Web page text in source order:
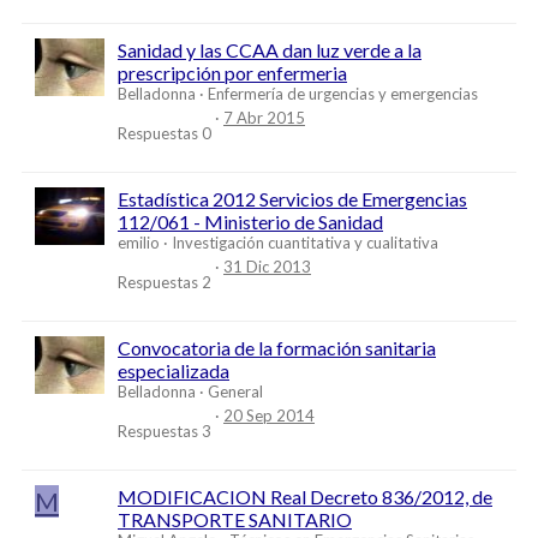
Sanidad y las CCAA dan luz verde a la
prescripción por enfermeria
Belladonna Enfermería de urgencias y emergencias
Respuestas 0
7 Abr 2015
Estadística 2012 Servicios de Emergencias
112/061 - Ministerio de Sanidad
emilio Investigación cuantitativa y cualitativa
Respuestas 2
31 Dic 2013
Convocatoria de la formación sanitaria
especializada
Belladonna General
Respuestas 3
20 Sep 2014
M
MODIFICACION Real Decreto 836/2012, de
TRANSPORTE SANITARIO